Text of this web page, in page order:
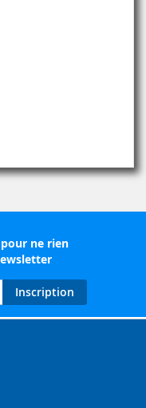
ne rien
Inscription